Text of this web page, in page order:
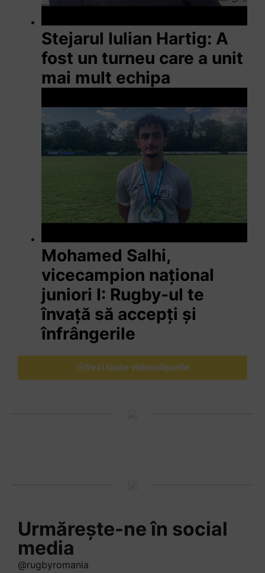
Stejarul Iulian Hartig: A
fost un turneu care a unit
mai mult echipa
Mohamed Salhi,
vicecampion național
juniori I: Rugby-ul te
învață să accepți și
înfrângerile
Vezi toate videoclipurile
Urmărește-ne în social
media
@rugbyromania